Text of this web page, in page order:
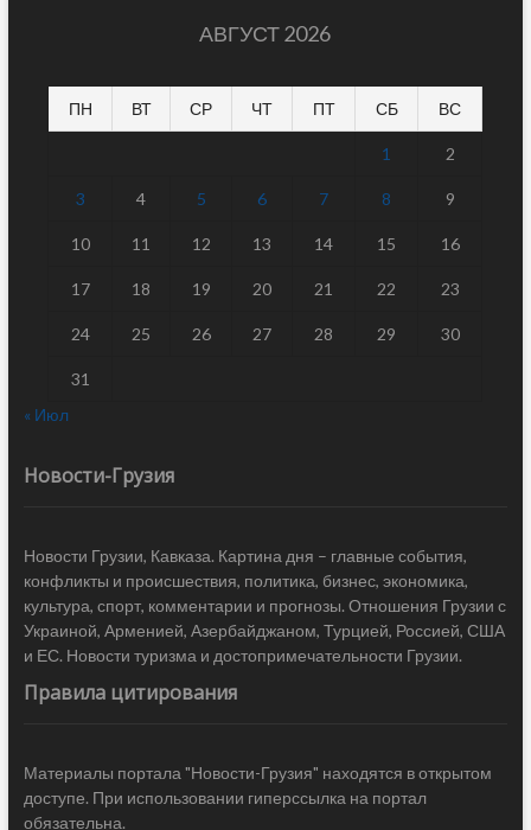
АВГУСТ 2026
ПН ВТ СР ЧТ ПТ СБ ВС
1 2
3 4 5 6 7 8 9
10 11 12 13 14 15 16
17 18 19 20 21 22 23
24 25 26 27 28 29 30
31
« Июл
Новости-Грузия
Новости Грузии, Кавказа. Картина дня – главные события,
конфликты и происшествия, политика, бизнес, экономика,
культура, спорт, комментарии и прогнозы. Отношения Грузии с
Украиной, Арменией, Азербайджаном, Турцией, Россией, США
и ЕС. Новости туризма и достопримечательности Грузии.
Правила цитирования
Материалы портала "Новости-Грузия" находятся в открытом
доступе. При использовании гиперссылка на портал
обязательна.